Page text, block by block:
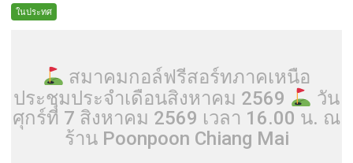
ในประทศ
สมาคมกอล์ฟรีสอร์ทภาคเหนือ
ประชุมประจำเดือนสิงหาคม 2569
วัน
ศุกร์ที่ 7 สิงหาคม 2569 เวลา 16.00 น. ณ
ร้าน Poonpoon Chiang Mai